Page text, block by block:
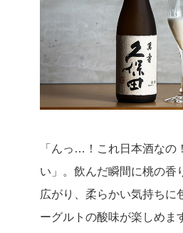
「んっ…！これ日本酒なの
い」。飲んだ瞬間に桃の香
広がり、柔らかい気持ちに
ーグルトの酸味が楽しめま